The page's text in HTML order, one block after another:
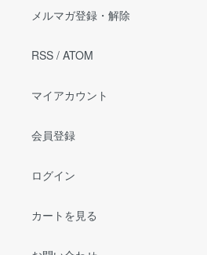
メルマガ登録・解除
RSS / ATOM
マイアカウント
会員登録
ログイン
カートを見る